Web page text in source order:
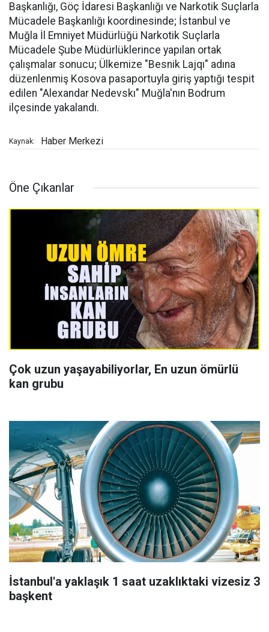
Başkanlığı, Göç İdaresi Başkanlığı ve Narkotik Suçlarla
Mücadele Başkanlığı koordinesinde; İstanbul ve
Muğla İl Emniyet Müdürlüğü Narkotik Suçlarla
Mücadele Şube Müdürlüklerince yapılan ortak
çalışmalar sonucu; Ülkemize "Besnik Lajqı" adına
düzenlenmiş Kosova pasaportuyla giriş yaptığı tespit
edilen "Alexandar Nedevskı" Muğla'nın Bodrum
ilçesinde yakalandı.
Kaynak: Haber Merkezi
Öne Çıkanlar
Çok uzun yaşayabiliyorlar, En uzun ömürlü
kan grubu
İstanbul'a yaklaşık 1 saat uzaklıktaki vizesiz 3
başkent